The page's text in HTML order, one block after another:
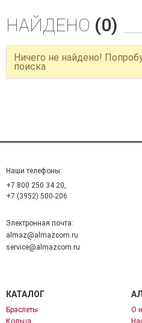
НАЙДЕНО (0)
Ничего не найдено!
поиска
Наши телефоны:
+7 800 250 34 20,
+7 (3952) 500-206
Электронная почта:
almaz@almazcom.ru
service@almazcom.ru
КАТАЛОГ
Браслеты
Кольца
О